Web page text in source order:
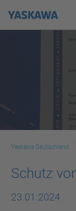
Yaskawa Deutschland
Schutz
23.01.2024